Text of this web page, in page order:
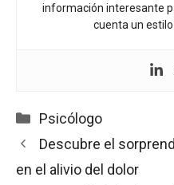
información interesante
cuenta un estilo
Categorías
Psicólogo
Descubre el
en el alivio del dolor